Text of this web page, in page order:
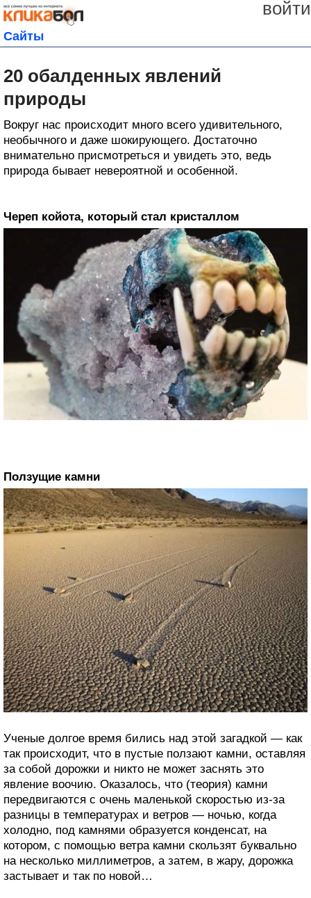
войти
Сайты
20 обалденных явлений
природы
Вокруг нас происходит много всего удивительного,
необычного и даже шокирующего. Достаточно
внимательно присмотреться и увидеть это, ведь
природа бывает невероятной и особенной.
Череп койота, который стал кристаллом
Ползущие камни
Ученые долгое время бились над этой загадкой — как
так происходит, что в пустые ползают камни, оставляя
за собой дорожки и никто не может заснять это
явление воочию. Оказалось, что (теория) камни
передвигаются с очень маленькой скоростью из-за
разницы в температурах и ветров — ночью, когда
холодно, под камнями образуется конденсат, на
котором, с помощью ветра камни скользят буквально
на несколько миллиметров, а затем, в жару, дорожка
застывает и так по новой…